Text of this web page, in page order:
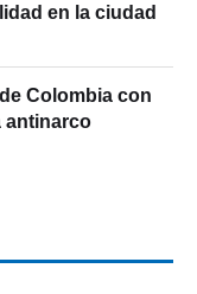
en la ciudad
Colombia con
antinarco